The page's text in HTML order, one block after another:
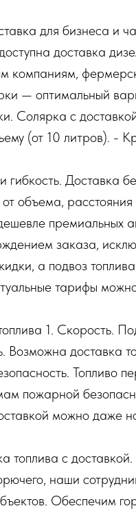
для бизнеса и
доставка
компаниям,
— оптимальный
Солярка с
(от 10 литров). -
Доставка
от объема,
премиальных
заказа,
а подвоз
тарифы
1. Скорость.
Возможна доставка
Топливо
пожарной
можно даже
топлива с
наши
Обеспечим